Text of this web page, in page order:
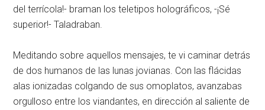
del terrícola!- braman los teletipos holográficos, -¡Sé
superior!- Taladraban.
Meditando sobre aquellos mensajes, te vi caminar detrás
de dos humanos de las lunas jovianas. Con las flácidas
alas ionizadas colgando de sus omoplatos, avanzabas
orgulloso entre los viandantes, en dirección al saliente de